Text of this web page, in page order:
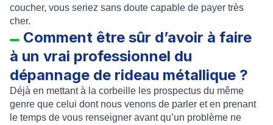
coucher, vous seriez sans doute capable de payer très
cher.
Comment être sûr d’avoir à faire
à un vrai professionnel du
dépannage de rideau métallique ?
Déjà en mettant à la corbeille les prospectus du même
genre que celui dont nous venons de parler et en prenant
le temps de vous renseigner avant qu’un problème ne